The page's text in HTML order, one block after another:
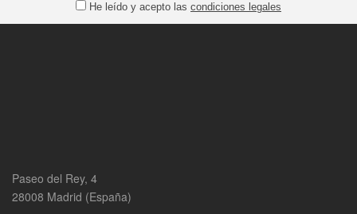
He leído y acepto las condiciones legales
Paseo del Rey, 4
28008 Madrid (España)